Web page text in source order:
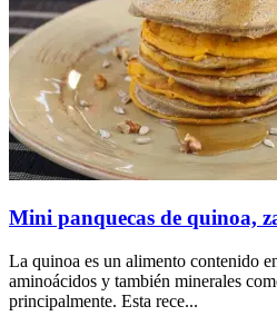
Mini panquecas de quinoa,
La quinoa es un alimento contenido
aminoácidos y también minerales
principalmente. Esta rece...